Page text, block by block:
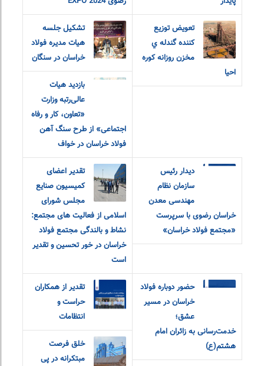
تعويض توزيع
کننده گندله ي
مخزن روزانه کوره
احيا
تشکیل جلسه
هیات مدیره فولاد
خراسان در سنگان
بازدید هیات
عالی‌رتبه وزارت
«تعاون، کار و رفاه
اجتماعی» از طرح سنگ آهن
فولاد خراسان در خواف
دیدار رئیس
سازمان نظام
مهندسی معدن
خراسان رضوی با سرپرست
«مجتمع فولاد خراسان»
تقدیر اعضای
کمیسیون صنایع
مجلس شورای
اسلامی از فعالیت های مجتمع:
نشاط و بالندگی مجتمع فولاد
خراسان در خور تحسین و تقدیر
است
حضور دوباره فولاد
خراسان در مسیر
عشق؛
خدمت‌رسانی به زائران امام
هشتم(ع)
تقدیر از همکاران
حراست و
انتظامات
خلق فرصت
مبتکرانه در پی